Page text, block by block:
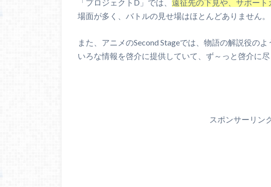
「プロジェクトD」では、 遠征先の下見や、サポート
場面が多く、バトルの見せ場はほとんどありません。
また、アニメのSecond Stageでは、物語の解説役の
いろな情報を啓介に提供していて、ず～っと啓介に
スポンサーリン